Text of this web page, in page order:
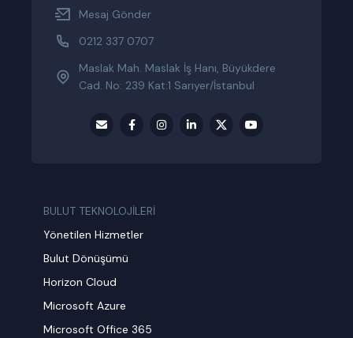
Mesaj Gönder
0212 337 0707
Maslak Mah. Maslak İş Hanı, Büyükdere
Cad. No: 239 Kat:1 Sarıyer/İstanbul
BULUT TEKNOLOJİLERİ
Yönetilen Hizmetler
Bulut Dönüşümü
Horizon Cloud
Microsoft Azure
Microsoft Office 365